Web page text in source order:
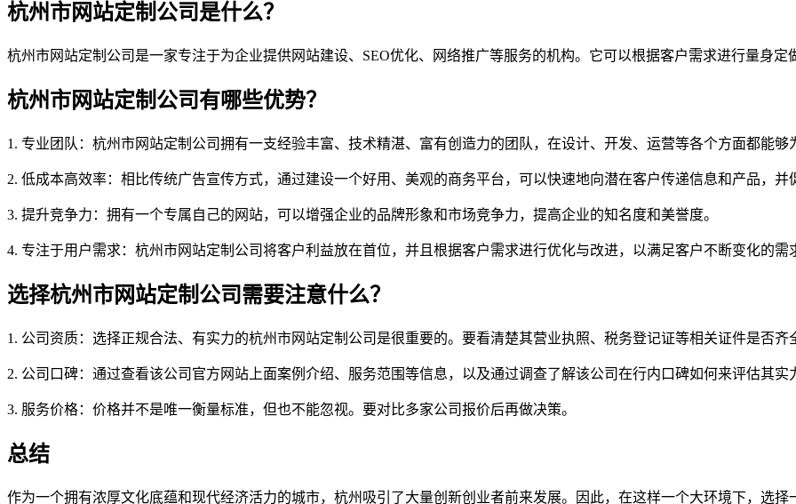
杭州市网站定制公司是什么？
杭州市网站定制公司是一家专注于为企业提供网站建设、SEO优化、网络推广等服务的机构。它可以根据客户需求进行量身
杭州市网站定制公司有哪些优势？
1. 专业团队：杭州市网站定制公司拥有一支经验丰富、技术精湛、富有创造力的团队，在设计、开发、运营等各个方面都能够
2. 低成本高效率：相比传统广告宣传方式，通过建设一个好用、美观的商务平台，可以快速地向潜在客户传递信息和产品，并
3. 提升竞争力：拥有一个专属自己的网站，可以增强企业的品牌形象和市场竞争力，提高企业的知名度和美誉度。
4. 专注于用户需求：杭州市网站定制公司将客户利益放在首位，并且根据客户需求进行优化与改进，以满足客户不断变化的需
选择杭州市网站定制公司需要注意什么？
1. 公司资质：选择正规合法、有实力的杭州市网站定制公司是很重要的。要看清楚其营业执照、税务登记证等相关证件是否齐
2. 公司口碑：通过查看该公司官方网站上面案例介绍、服务范围等信息，以及通过调查了解该公司在行内口碑如何来评估其实
3. 服务价格：价格并不是唯一衡量标准，但也不能忽视。要对比多家公司报价后再做决策。
总结
作为一个拥有浓厚文化底蕴和现代经济活力的城市，杭州吸引了大量创新创业者前来发展。因此，在这样一个大环境下，选